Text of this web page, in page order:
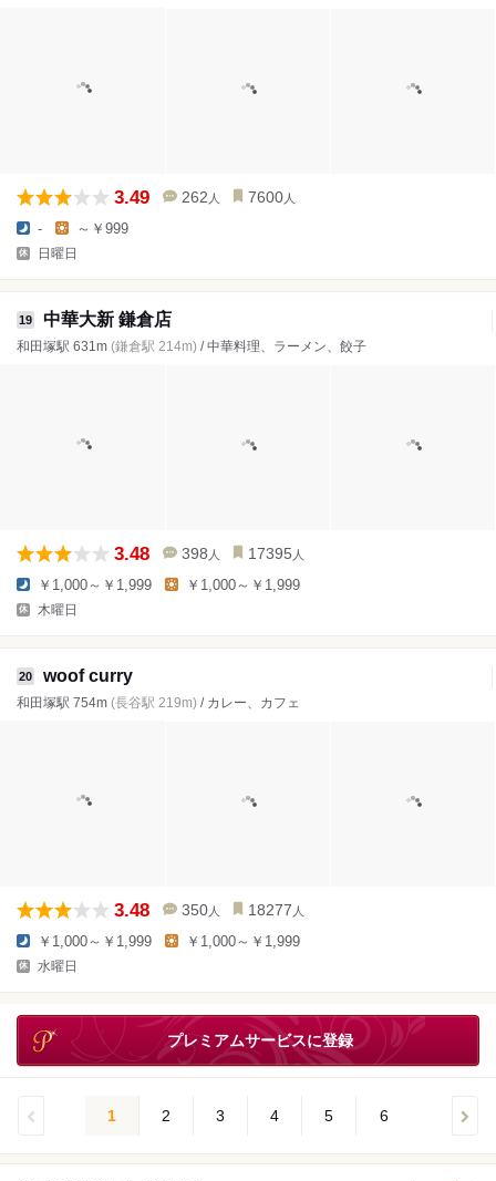
3.49 262 人 7600 人
- ～￥999
日曜日
19 中華大新 鎌倉店
和田塚駅 631m (鎌倉駅 214m) / 中華料理、ラーメン、餃子
3.48 398 人 17395 人
￥1,000～￥1,999 ￥1,000～￥1,999
木曜日
20 woof curry
和田塚駅 754m (長谷駅 219m) / カレー、カフェ
3.48 350 人 18277 人
￥1,000～￥1,999 ￥1,000～￥1,999
水曜日
プレミアムサービスに登録
1 2 3 4 5 6